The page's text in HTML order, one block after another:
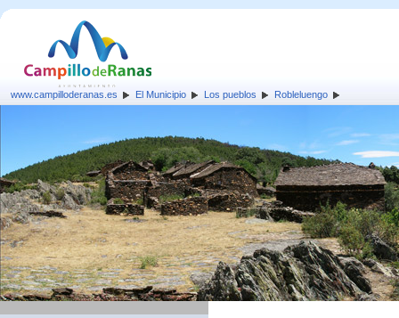
www.campilloderanas.es El Municipio Los pueblos Robleluengo